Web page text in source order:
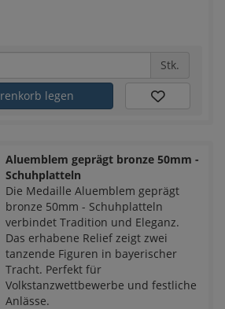
Stk.
legen
Aluemblem geprägt bronze 50mm -
Schuhplatteln
Die Medaille Aluemblem geprägt
bronze 50mm - Schuhplatteln
verbindet Tradition und Eleganz.
Das erhabene Relief zeigt zwei
tanzende Figuren in bayerischer
Tracht. Perfekt für
Volkstanzwettbewerbe und festliche
Anlässe.